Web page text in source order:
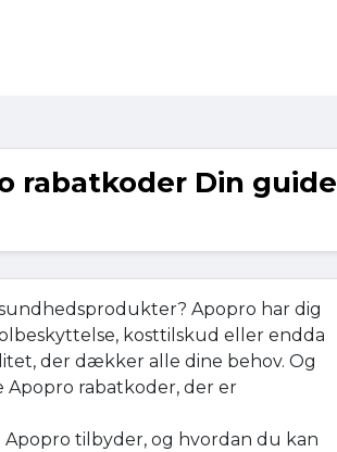
rabatkoder Din guide
Apopro har dig
kosttilskud eller endda
der dækker alle dine behov. Og
Apopro rabatkoder, der er
tilbyder, og hvordan du kan